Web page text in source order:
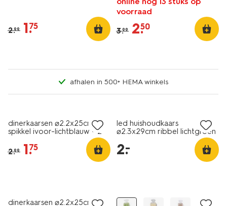
2.99 1.
75
voorraad
3.99 2.
50
afhalen in 500+ HEMA winkels
dinerkaarsen ⌀2.2x25cm
spikkel ivoor-lichtblauw - 2
2.99 1.
75
led huishoudkaars
⌀2.3x29cm ribbel lichtgroen
2.
–
dinerkaarsen ⌀2.2x25cm